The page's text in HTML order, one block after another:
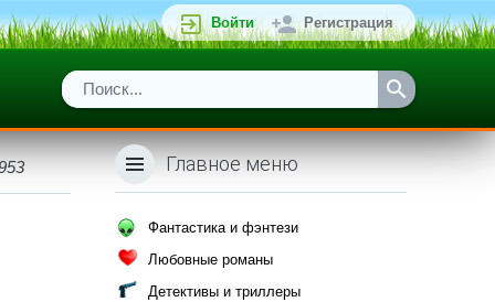
Войти Регистрация
Главное меню
Фантастика и фэнтези
Любовные романы
Детективы и триллеры